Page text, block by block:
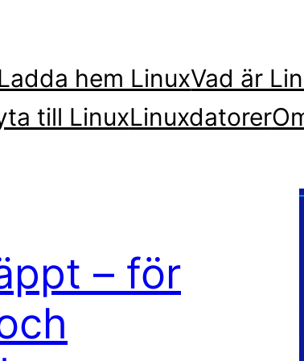
hem LinuxVad är
till LinuxLinuxdatorer
– för